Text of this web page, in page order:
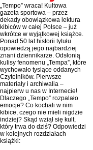
„Tempo” wraca! Kultowa
gazeta sportowa – przez
dekady obowiązkowa lektura
kibiców w całej Polsce – już
wkrótce w wyjątkowej książce.
Ponad 50 lat historii tytułu
opowiedzą jego najbardziej
znani dziennikarze. Odsłonią
kulisy fenomenu „Tempa”, które
wychowało tysiące oddanych
Czytelników. Pierwsze
materiały i archiwalia –
najpierw u nas w Internecie!
Dlaczego „Tempo” rozpalało
emocje? Co kochali w nim
kibice, czego nie mieli nigdzie
indziej? Skąd wziął się kult,
który trwa do dziś? Odpowiedzi
w kolejnych rozdziałach
książki: